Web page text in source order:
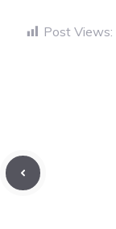
Post Views: